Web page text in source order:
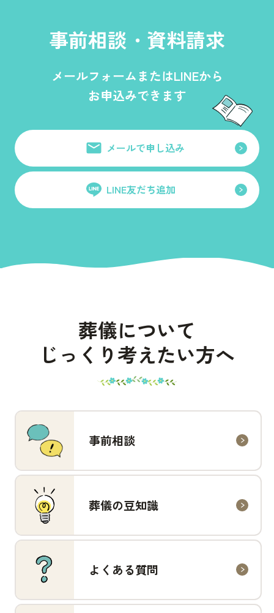
事前相談・資料請求
メールフォームまたはLINEから
お申込みできます
メールで申し込み
LINE友だち追加
葬儀について
じっくり考えたい方へ
事前相談
葬儀の豆知識
よくある質問